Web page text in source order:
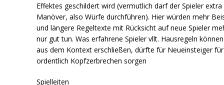
Effektes geschildert wird (vermutlich darf der Spieler extra
Manöver, also Würfe durchführen). Hier würden mehr
und längere Regeltexte mit Rücksicht auf neue Spieler
nur gut tun. Was erfahrene Spieler vllt. Hausregeln
aus dem Kontext erschließen, dürfte für Neueinsteiger für
ordentlich Kopfzerbrechen sorgen
Spielleiten